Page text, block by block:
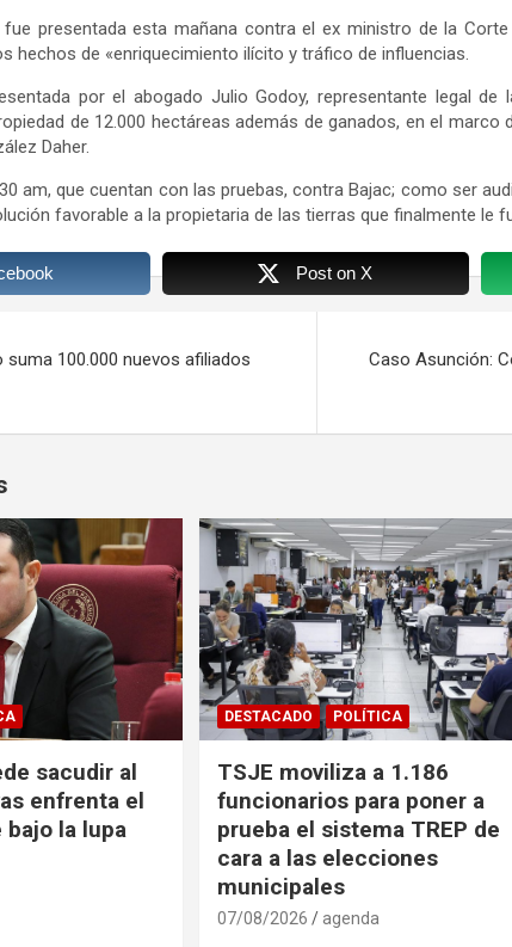
fue presentada esta mañana contra el ex ministro de la
hechos de «enriquecimiento ilícito y tráfico de influencias.
por el abogado Julio Godoy, representante legal de
de 12.000 hectáreas además de ganados, en el marco
Daher.
am, que cuentan con las pruebas, contra Bajac; como ser
favorable a la propietaria de las tierras que finalmente le
Post on X
suma 100.000 nuevos afiliados
Caso Asunción:
sacudir al
enfrenta el
bajo la lupa
DESTACADO POLÍTICA
TSJE moviliza a 1.186
funcionarios para poner a
prueba el sistema TREP de
cara a las elecciones
municipales
07/08/2026 agenda